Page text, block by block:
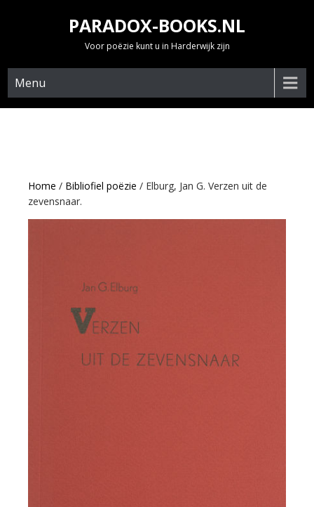
PARADOX-BOOKS.NL
Voor poëzie kunt u in Harderwijk zijn
Menu
Home / Bibliofiel poëzie / Elburg, Jan G. Verzen uit de
zevensnaar.